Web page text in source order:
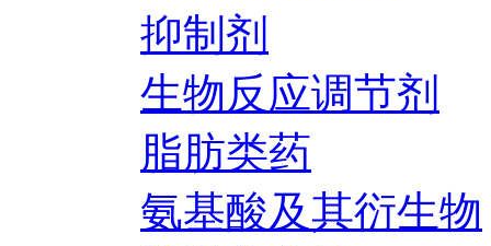
抑制剂
生物反应调节剂
脂肪类药
氨基酸及其衍生物